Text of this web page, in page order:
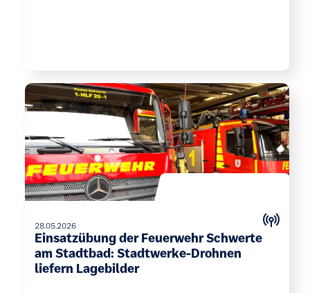
28.05.2026
Einsatzübung der Feuerwehr Schwerte
am Stadtbad: Stadtwerke-Drohnen
liefern Lagebilder